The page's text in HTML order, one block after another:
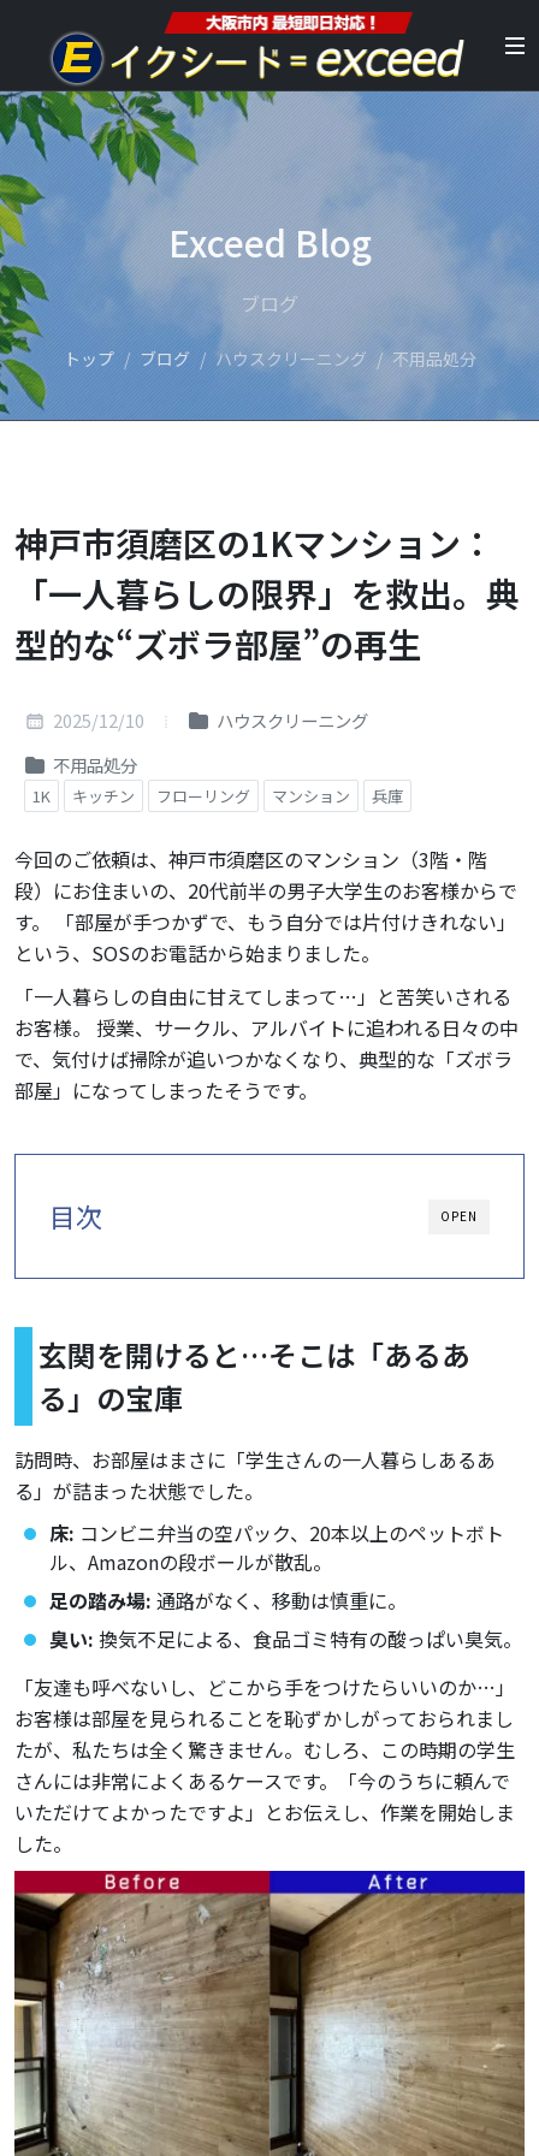
Exceed Blog
ブログ
トップ ブログ ハウスクリーニング 不用品処分
神戸市須磨区の1Kマンション：
「一人暮らしの限界」を救出。典
型的な“ズボラ部屋”の再生
2025/12/10
ハウスクリーニング
不用品処分
1K キッチン フローリング マンション 兵庫
今回のご依頼は、神戸市須磨区のマンション（3階・階
段）にお住まいの、20代前半の男子大学生のお客様からで
す。 「部屋が手つかずで、もう自分では片付けきれない」
という、SOSのお電話から始まりました。
「一人暮らしの自由に甘えてしまって…」と苦笑いされる
お客様。 授業、サークル、アルバイトに追われる日々の中
で、気付けば掃除が追いつかなくなり、典型的な「ズボラ
部屋」になってしまったそうです。
OPEN
目次
玄関を開けると…そこは「あるあ
る」の宝庫
訪問時、お部屋はまさに「学生さんの一人暮らしあるあ
る」が詰まった状態でした。
床: コンビニ弁当の空パック、20本以上のペットボト
ル、Amazonの段ボールが散乱。
足の踏み場: 通路がなく、移動は慎重に。
臭い: 換気不足による、食品ゴミ特有の酸っぱい臭気。
「友達も呼べないし、どこから手をつけたらいいのか…」
お客様は部屋を見られることを恥ずかしがっておられまし
たが、私たちは全く驚きません。むしろ、この時期の学生
さんには非常によくあるケースです。「今のうちに頼んで
いただけてよかったですよ」とお伝えし、作業を開始しま
した。